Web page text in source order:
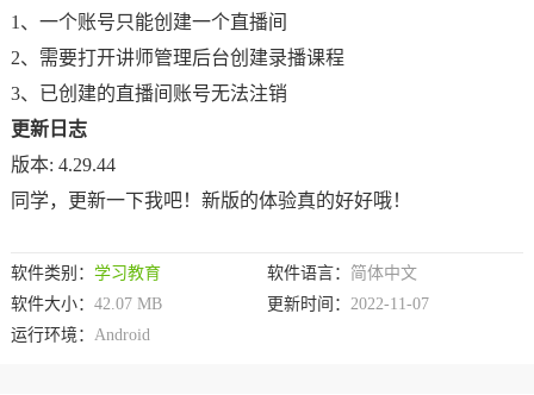
1、一个账号只能创建一个直播间
2、需要打开讲师管理后台创建录播课程
3、已创建的直播间账号无法注销
更新日志
版本: 4.29.44
同学，更新一下我吧！新版的体验真的好好哦！
软件类别： 学习教育 软件语言： 简体中文
软件大小： 42.07 MB 更新时间： 2022-11-07
运行环境： Android